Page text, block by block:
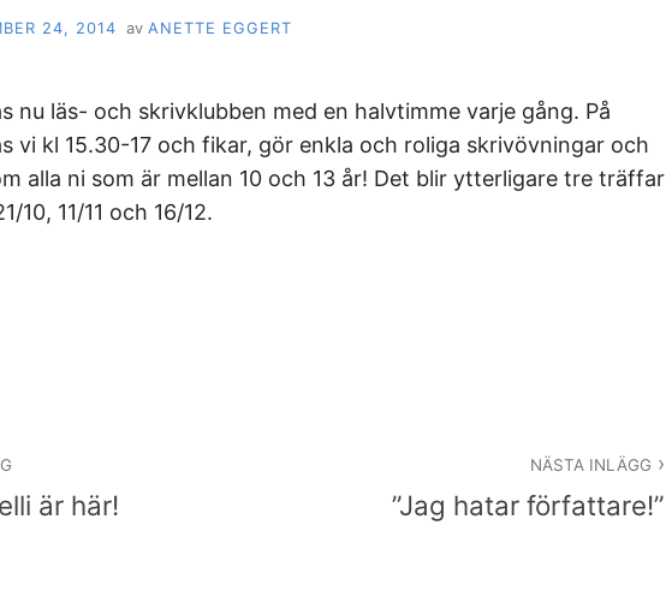
24, 2014 av ANETTE EGGERT
nu läs- och skrivklubben med en halvtimme varje gång. På
vi kl 15.30-17 och fikar, gör enkla och roliga skrivövningar och
alla ni som är mellan 10 och 13 år! Det blir ytterligare tre träffar
10, 11/11 och 16/12.
är här!
NÄSTA INLÄGG
”Jag hatar författare!”